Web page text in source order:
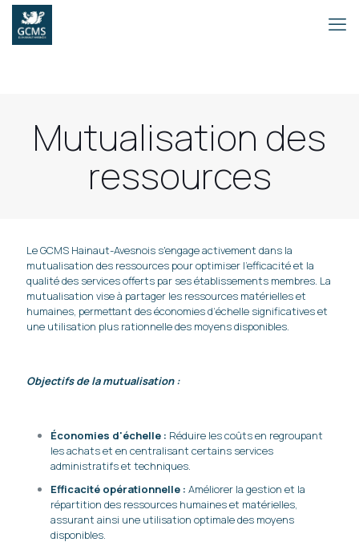
Mutualisation des
ressources
Le GCMS Hainaut-Avesnois s'engage activement dans la
mutualisation des ressources pour optimiser l'efficacité et la
qualité des services offerts par ses établissements membres. La
mutualisation vise à partager les ressources matérielles et
humaines, permettant des économies d’échelle significatives et
une utilisation plus rationnelle des moyens disponibles.
Objectifs de la mutualisation :
Économies d'échelle : Réduire les coûts en regroupant
les achats et en centralisant certains services
administratifs et techniques.
Efficacité opérationnelle : Améliorer la gestion et la
répartition des ressources humaines et matérielles,
assurant ainsi une utilisation optimale des moyens
disponibles.